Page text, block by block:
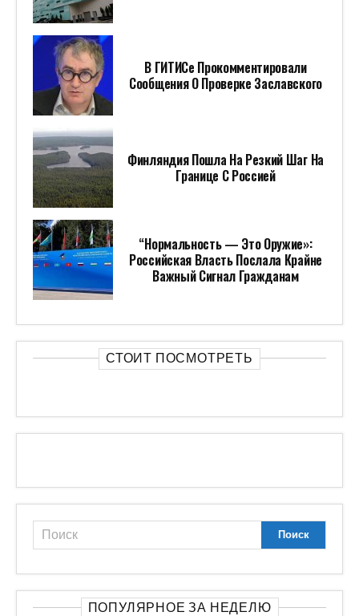
В ГИТИСе Прокомментировали
Сообщения О Проверке Заславского
Финляндия Пошла На Резкий Шаг На
Границе С Россией
“Нормальность — Это Оружие»:
Российская Власть Послала Крайне
Важный Сигнал Гражданам
СТОИТ ПОСМОТРЕТЬ
ПОПУЛЯРНОЕ ЗА НЕДЕЛЮ